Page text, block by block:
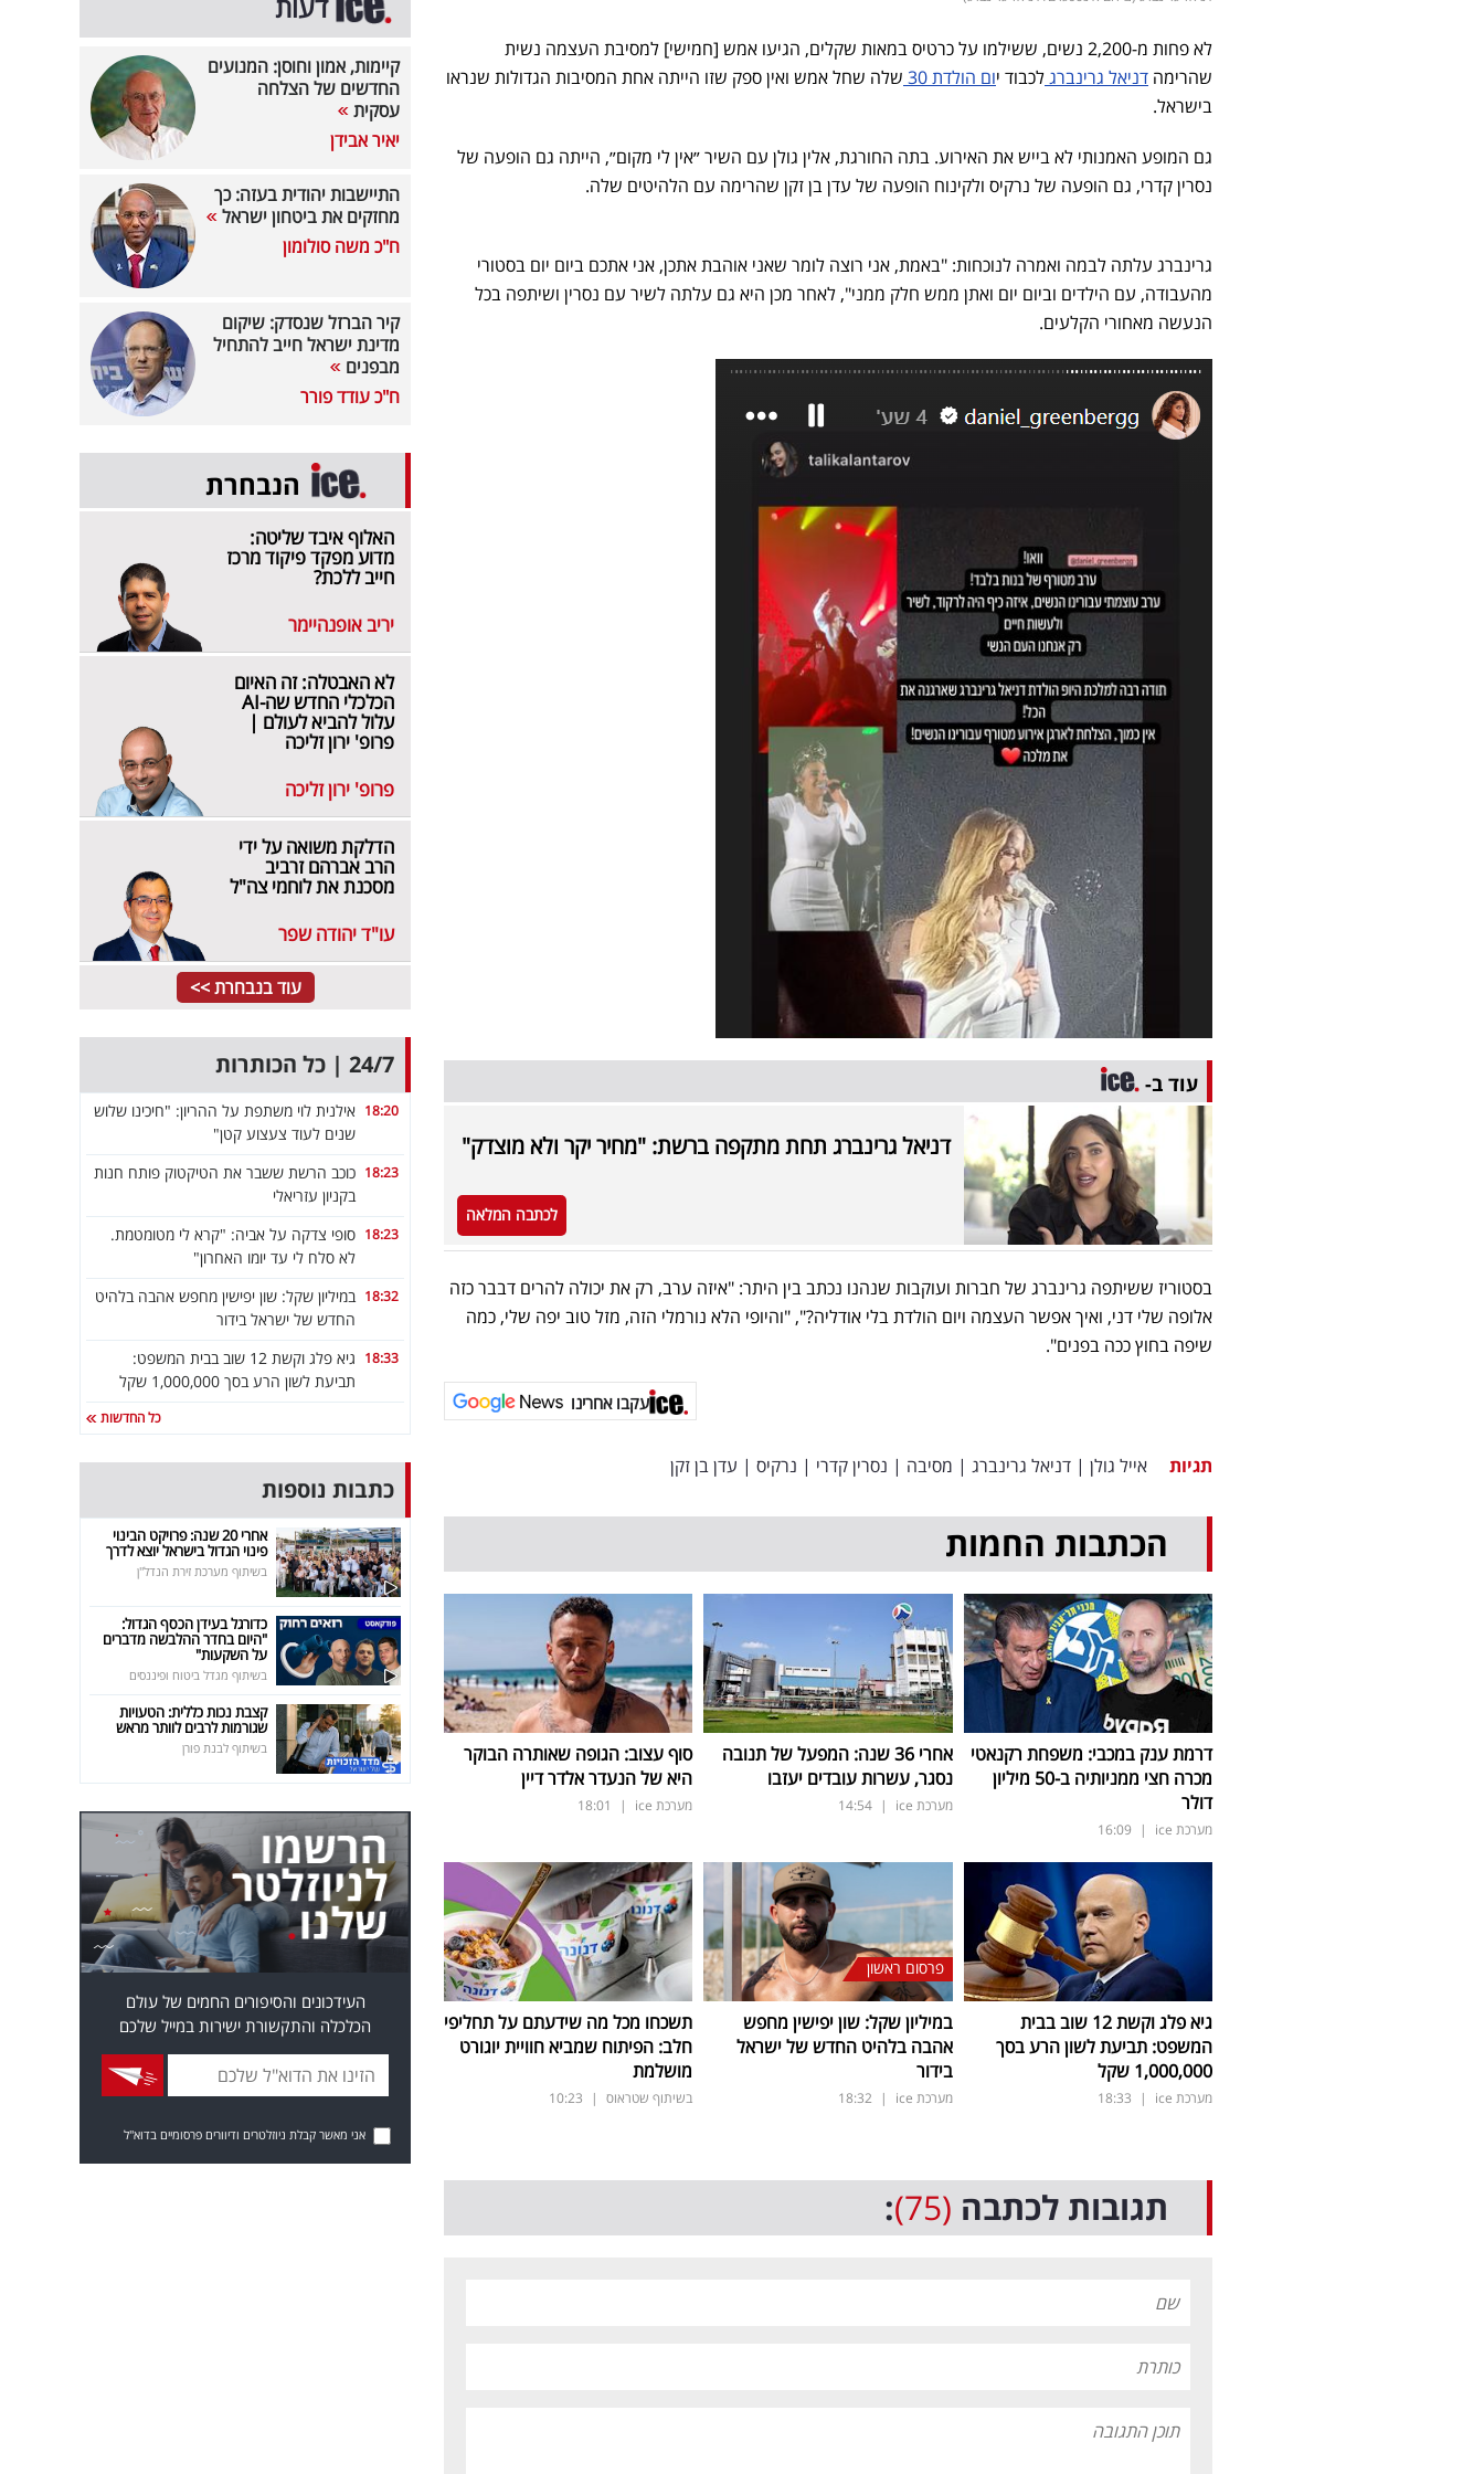
לא פחות מ-2,200 נשים, ששילמו על כרטיס במאות שקלים, הגיעו אמש [חמישי] למסיבת העצמה נשית
שהרימה דניאל גרינברגלכבוד יום הולדת 30
שלה שחל אמש ואין ספק שזו הייתה אחת המסיבות הגדולות שנראו
בישראל.
גם המופע האמנותי לא בייש את האירוע. בתה החורגת, אלין גולן עם השיר ״אין לי מקום״, הייתה גם הופעה של
נסרין קדרי, גם הופעה של נרקיס ולקינוח הופעה של עדן בן זקן שהרימה עם הלהיטים שלה.
גרינברג עלתה לבמה ואמרה לנוכחות: "באמת, אני רוצה לומר שאני אוהבת אתכן, אני אתכם ביום יום בסטורי
מהעבודה, עם הילדים וביום יום ואתן ממש חלק ממני", לאחר מכן היא גם עלתה לשיר עם נסרין ושיתפה בכל
הנעשה מאחורי הקלעים.
עוד ב-
דניאל גרינברג תחת מתקפה ברשת: "מחיר יקר ולא מוצדק"
לכתבה המלאה
בסטוריז ששיתפה גרינברג של חברות ועוקבות שנהנו נכתב בין היתר: "איזה ערב, רק את יכולה להרים דבבר כזה
אלופה שלי דני, ואיך אפשר העצמה ויום הולדת בלי אודליה?", "והיופי הלא נורמלי הזה, מזל טוב יפה שלי, כמה
שיפה בחוץ ככה בפנים".
עקבו אחרינו
תגיות אייל גולן | דניאל גרינברג | מסיבה | נסרין קדרי | נרקיס | עדן בן זקן
הכתבות החמות
דרמת ענק במכבי: משפחת רקנאטי
מכרה חצי ממניותיה ב-50 מיליון
דולר
מערכת ice |
16:09
אחרי 36 שנה: המפעל של תנובה
נסגר, עשרות עובדים יעזבו
מערכת ice |
14:54
סוף עצוב: הגופה שאותרה הבוקר
היא של הנעדר אלדר דיין
מערכת ice |
18:01
גיא פלג וקשת 12 שוב בבית
המשפט: תביעת לשון הרע בסך
1,000,000 שקל
מערכת ice |
18:33
פרסום ראשון
במיליון שקל: שון יפישין מחפש
אהבה בלהיט החדש של ישראל
בידור
מערכת ice |
18:32
תשכחו מכל מה שידעתם על תחליפי
חלב: הפיתוח שמביא חוויית יוגורט
מושלמת
בשיתוף שטראוס |
10:23
תגובות לכתבה (75)
:
קיימות, אמון וחוסן: המנועים
החדשים של הצלחה
עסקית
יאיר אבידן
התיישבות יהודית בעזה: כך
מחזקים את ביטחון ישראל
ח"כ משה סולומון
קיר הברזל שנסדק: שיקום
מדינת ישראל חייב להתחיל
מבפנים
ח"כ עודד פורר
הנבחרת
האלוף איבד שליטה:
מדוע מפקד פיקוד מרכז
חייב ללכת?
יריב אופנהיימר
לא האבטלה: זה האיום
הכלכלי החדש שה-AI
עלול להביא לעולם |
פרופ' ירון זליכה
פרופ' ירון זליכה
הדלקת משואה על ידי
הרב אברהם זרביב
מסכנת את לוחמי צה"ל
עו"ד יהודה שפר
עוד בנבחרת >>
24/7 | כל הכותרות
18:20 אילנית לוי משתפת על ההריון: "חיכינו שלוש
שנים לעוד צעצוע קטן"
18:23 כוכב הרשת ששבר את הטיקטוק פותח חנות
בקניון עזריאלי
18:23 סופי צדקה על אביה: "קרא לי מטומטמת.
לא סלח לי עד יומו האחרון"
18:32 במיליון שקל: שון יפישין מחפש אהבה בלהיט
החדש של ישראל בידור
18:33
גיא פלג וקשת 12 שוב בבית המשפט:
תביעת לשון הרע בסך 1,000,000 שקל
כל החדשות
כתבות נוספות
אחרי 20 שנה: פרויקט הבינוי
פינוי הגדול בישראל יוצא לדרך
בשיתוף מערכת זירת הנדל"ן
כדורגל בעידן הכסף הגדול:
"היום בחדר ההלבשה מדברים
על השקעות"
בשיתוף מגדל ביטוח ופיננסים
קצבת נכות כללית: הטעויות
שגורמות לרבים לוותר מראש
בשיתוף לבנת פורן
העידכונים והסיפורים החמים של עולם
הכלכלה והתקשורת ישירות במייל שלכם
אני מאשר קבלת ניוזלטרים ודיוורים פרסומיים בדוא"ל